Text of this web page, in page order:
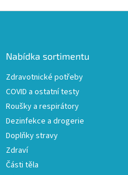
Nabídka sortimentu
Zdravotnické potřeby
COVID a ostatní testy
Roušky a respirátory
Dezinfekce a drogerie
Doplňky stravy
Zdraví
Části těla